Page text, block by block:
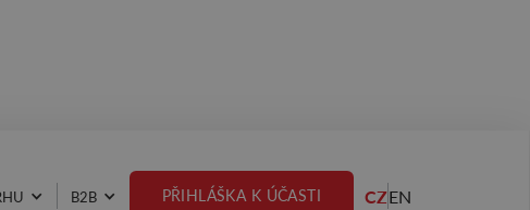
B2B PŘIHLÁŠKA K ÚČASTI CZEN